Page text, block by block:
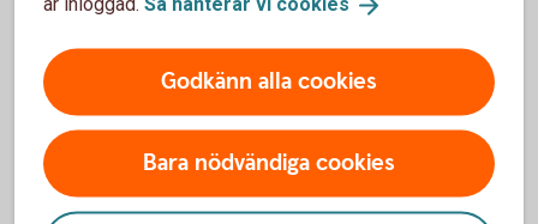
Tips och inspiration
Godkänn alla cookies
Bara nödvändiga cookies